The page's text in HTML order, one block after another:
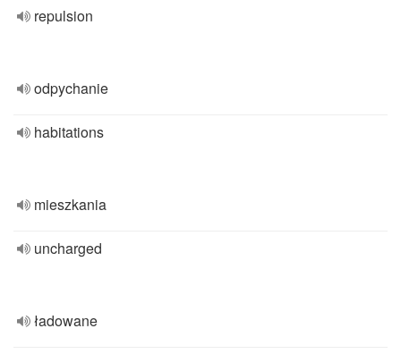
repulsion
odpychanie
habitations
mieszkania
uncharged
ładowane